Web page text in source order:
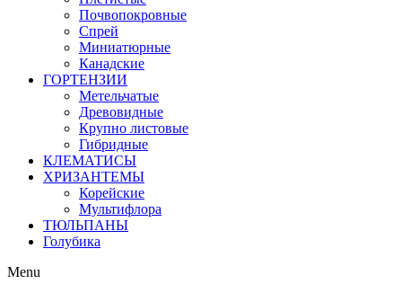
Почвопокровные
Спрей
Миниатюрные
Канадские
ГОРТЕНЗИИ
Метельчатые
Древовидные
Крупно листовые
Гибридные
КЛЕМАТИСЫ
ХРИЗАНТЕМЫ
Корейские
Мультифлора
ТЮЛЬПАНЫ
Голубика
Menu